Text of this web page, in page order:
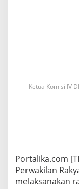
Ketua Komisi IV
Portalika.com
Perwakilan
melaksanakan